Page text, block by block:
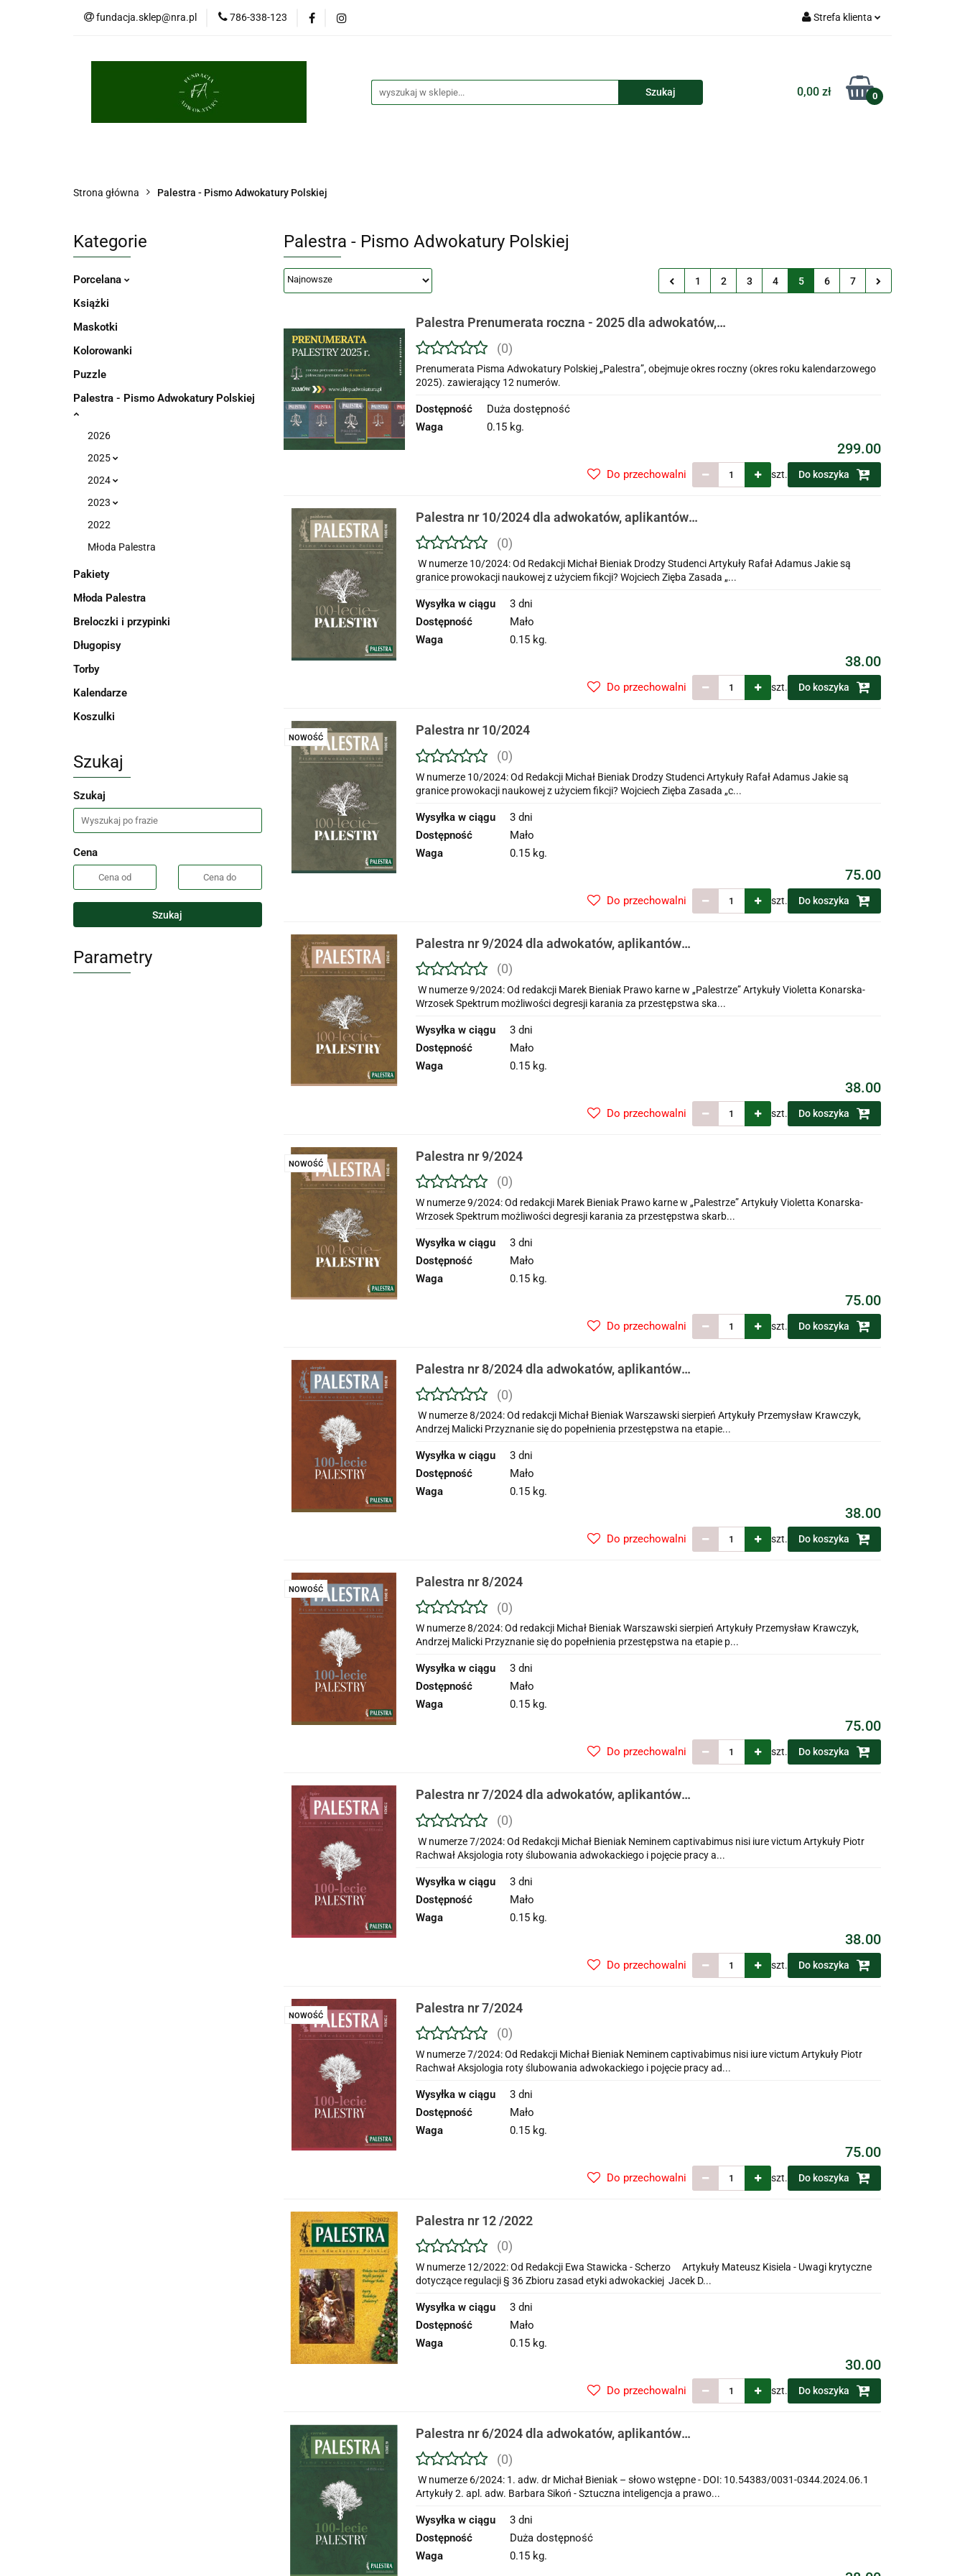
fundacja.sklep@nra.pl 786-338-123 Strefa klienta
Zarejestruj się
Dodaj zgłoszenie
0,00 zł 0
Palestra Porcelana
Strona główna Palestra - Pismo Adwokatury Polskiej
Kategorie
Porcelana
Książki
Maskotki
Kolorowanki
Puzzle
Palestra - Pismo Adwokatury Polskiej
2026
2025
2024
2023
2022
Młoda Palestra
Pakiety
Młoda Palestra
Breloczki i przypinki
Długopisy
Torby
Kalendarze
Koszulki
Szukaj
Szukaj
Cena
Szukaj
Parametry
Palestra - Pismo Adwokatury Polskiej
1 2 3 4 5 6 7
Palestra Prenumerata roczna - 2025 dla adwokatów,
aplikantów adwokackich i prawników zagranicznych
(0)
Prenumerata Pisma Adwokatury Polskiej „Palestra”, obejmuje okres roczny (okres roku kalendarzowego
2025). zawierający 12 numerów.
Dostępność
Duża dostępność
Waga
0.15 kg.
299.00
szt. Do koszyka
Do przechowalni
Palestra nr 10/2024 dla adwokatów, aplikantów
adwokackich i prawników zagranicznych
(0)
W numerze 10/2024: Od Redakcji Michał Bieniak Drodzy Studenci Artykuły Rafał Adamus Jakie są
granice prowokacji naukowej z użyciem fikcji? Wojciech Zięba Zasada „...
Wysyłka w ciągu
3 dni
Dostępność
Mało
Waga
0.15 kg.
38.00
szt. Do koszyka
Do przechowalni
NOWOŚĆ
Palestra nr 10/2024
(0)
W numerze 10/2024: Od Redakcji Michał Bieniak Drodzy Studenci Artykuły Rafał Adamus Jakie są
granice prowokacji naukowej z użyciem fikcji? Wojciech Zięba Zasada „c...
Wysyłka w ciągu
3 dni
Dostępność
Mało
Waga
0.15 kg.
75.00
szt. Do koszyka
Do przechowalni
Palestra nr 9/2024 dla adwokatów, aplikantów
adwokackich i prawników zagranicznych
(0)
W numerze 9/2024: Od redakcji Marek Bieniak Prawo karne w „Palestrze” Artykuły Violetta Konarska-
Wrzosek Spektrum możliwości degresji karania za przestępstwa ska...
Wysyłka w ciągu
3 dni
Dostępność
Mało
Waga
0.15 kg.
38.00
szt. Do koszyka
Do przechowalni
NOWOŚĆ
Palestra nr 9/2024
(0)
W numerze 9/2024: Od redakcji Marek Bieniak Prawo karne w „Palestrze” Artykuły Violetta Konarska-
Wrzosek Spektrum możliwości degresji karania za przestępstwa skarb...
Wysyłka w ciągu
3 dni
Dostępność
Mało
Waga
0.15 kg.
75.00
szt. Do koszyka
Do przechowalni
Palestra nr 8/2024 dla adwokatów, aplikantów
adwokackich i prawników zagranicznych
(0)
W numerze 8/2024: Od redakcji Michał Bieniak Warszawski sierpień Artykuły Przemysław Krawczyk,
Andrzej Malicki Przyznanie się do popełnienia przestępstwa na etapie...
Wysyłka w ciągu
3 dni
Dostępność
Mało
Waga
0.15 kg.
38.00
szt. Do koszyka
Do przechowalni
NOWOŚĆ
Palestra nr 8/2024
(0)
W numerze 8/2024: Od redakcji Michał Bieniak Warszawski sierpień Artykuły Przemysław Krawczyk,
Andrzej Malicki Przyznanie się do popełnienia przestępstwa na etapie p...
Wysyłka w ciągu
3 dni
Dostępność
Mało
Waga
0.15 kg.
75.00
szt. Do koszyka
Do przechowalni
Palestra nr 7/2024 dla adwokatów, aplikantów
adwokackich i prawników zagranicznych
(0)
W numerze 7/2024: Od Redakcji Michał Bieniak Neminem captivabimus nisi iure victum Artykuły Piotr
Rachwał Aksjologia roty ślubowania adwokackiego i pojęcie pracy a...
Wysyłka w ciągu
3 dni
Dostępność
Mało
Waga
0.15 kg.
38.00
szt. Do koszyka
Do przechowalni
NOWOŚĆ
Palestra nr 7/2024
(0)
W numerze 7/2024: Od Redakcji Michał Bieniak Neminem captivabimus nisi iure victum Artykuły Piotr
Rachwał Aksjologia roty ślubowania adwokackiego i pojęcie pracy ad...
Wysyłka w ciągu
3 dni
Dostępność
Mało
Waga
0.15 kg.
75.00
szt. Do koszyka
Do przechowalni
Palestra nr 12 /2022
(0)
W numerze 12/2022: Od Redakcji Ewa Stawicka - Scherzo Artykuły Mateusz Kisiela - Uwagi krytyczne
dotyczące regulacji § 36 Zbioru zasad etyki adwokackiej Jacek D...
Wysyłka w ciągu
3 dni
Dostępność
Mało
Waga
0.15 kg.
30.00
szt. Do koszyka
Do przechowalni
Palestra nr 6/2024 dla adwokatów, aplikantów
adwokackich i prawników zagranicznych
(0)
W numerze 6/2024: 1. adw. dr Michał Bieniak – słowo wstępne - DOI: 10.54383/0031-0344.2024.06.1
Artykuły 2. apl. adw. Barbara Sikoń - Sztuczna inteligencja a prawo...
Wysyłka w ciągu
3 dni
Dostępność
Duża dostępność
Waga
0.15 kg.